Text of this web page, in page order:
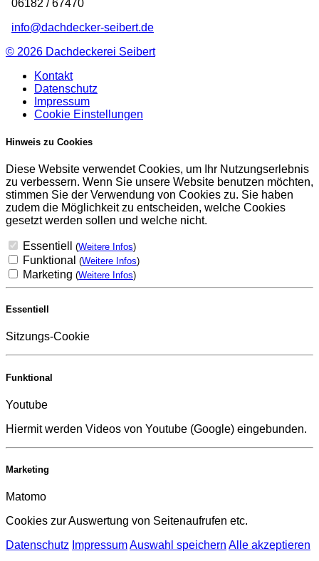
06182 / 67470
info@dachdecker-seibert.de
© 2026 Dachdeckerei Seibert
Kontakt
Datenschutz
Impressum
Cookie Einstellungen
Hinweis zu Cookies
Diese Website verwendet Cookies, um Ihr Nutzungserlebnis
zu verbessern. Wenn Sie unsere Website benutzen möchten,
stimmen Sie der Verwendung von Cookies zu. Sie haben
zudem die Möglichkeit zu entscheiden, welche Cookies
gesetzt werden sollen und welche nicht.
Essentiell (Weitere Infos)
Funktional (Weitere Infos)
Marketing (Weitere Infos)
Essentiell
Sitzungs-Cookie
Funktional
Youtube
Hiermit werden Videos von Youtube (Google) eingebunden.
Marketing
Matomo
Cookies zur Auswertung von Seitenaufrufen etc.
Datenschutz ImpressumAuswahl speichern Alle akzeptieren